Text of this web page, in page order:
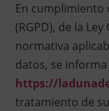
En cumplimiento
(RGPD), de la
normativa
datos, se
https://
tratamiento de